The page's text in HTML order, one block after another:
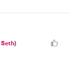
Seth)